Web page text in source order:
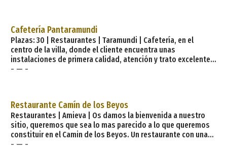
Valle de Lago» es un restaurante que respeta lo tradicional
con la nueva cocina.
Cafetería Pantaramundi
Plazas: 30 | Restaurantes | Taramundi | Cafetería, en el
centro de la villa, donde el cliente encuentra unas
instalaciones de primera calidad, atención y trato excelente
por parte de nuestro personal. Donde además puede adquirir
todo tipo de bollería y pastelería. Nuestra pr
- — -
Restaurante Camín de los Beyos
Restaurantes | Amieva | Os damos la bienvenida a nuestro
sitio, queremos que sea lo mas parecido a lo que queremos
constituir en el Camin de los Beyos. Un restaurante con una
cocina evolutiva que reúne modernidad y tradición,
- — -